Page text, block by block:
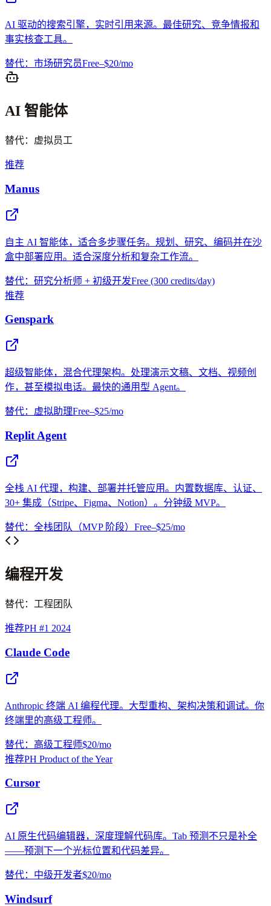
AI 驱动的搜索引擎，实时引用来源。最佳研究、竞争情报和
事实核查工具。
替代：市场研究员Free–$20/mo
AI 智能体
替代：虚拟员工
推荐
Manus
自主 AI 智能体，适合多步骤任务。规划、研究、编码并在沙
盒中部署应用。适合深度分析和复杂工作流。
替代：研究分析师 + 初级开发Free (300 credits/day)
推荐
Genspark
超级智能体，混合代理架构。处理演示文稿、文档、视频创
作，甚至模拟电话。最快的通用型 Agent。
替代：虚拟助理Free–$25/mo
Replit Agent
全栈 AI 代理，构建、部署并托管应用。内置数据库、认证、
30+ 集成（Stripe、Figma、Notion）。分钟级 MVP。
替代：全栈团队（MVP 阶段） Free–$25/mo
编程开发
替代：工程团队
推荐PH #1 2024
Claude Code
Anthropic 终端 AI 编程代理。大型重构、架构决策和调试。你
终端里的高级工程师。
替代：高级工程师$20/mo
推荐PH Product of the Year
Cursor
AI 原生代码编辑器，深度理解代码库。Tab 预测不只是补全
——预测下一个光标位置和代码差异。
替代：中级开发者$20/mo
Windsurf